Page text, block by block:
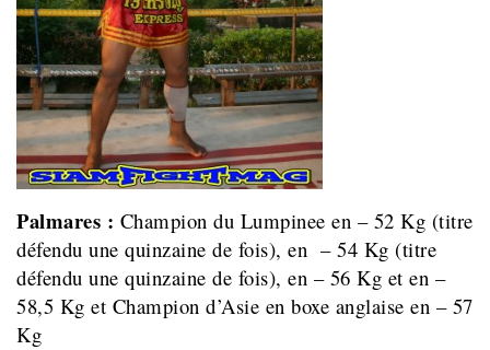
Palmares : Champion du Lumpinee en – 52 Kg (titre
défendu une quinzaine de fois), en – 54 Kg (titre
défendu une quinzaine de fois), en – 56 Kg et en –
58,5 Kg et Champion d’Asie en boxe anglaise en – 57
Kg